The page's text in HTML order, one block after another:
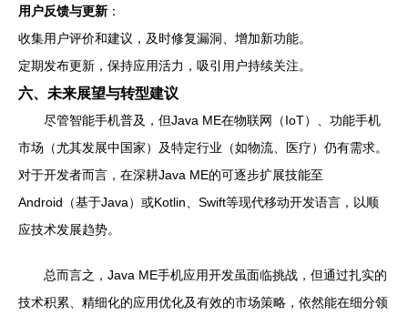
用户反馈与更新 ：
收集用户评价和建议，及时修复漏洞、增加新功能。
定期发布更新，保持应用活力，吸引用户持续关注。
六、未来展望与转型建议
尽管智能手机普及，但Java ME在物联网（IoT）、功能手机
市场（尤其发展中国家）及特定行业（如物流、医疗）仍有需求。
对于开发者而言，在深耕Java ME的可逐步扩展技能至
Android（基于Java）或Kotlin、Swift等现代移动开发语言，以顺
应技术发展趋势。
总而言之，Java ME手机应用开发虽面临挑战，但通过扎实的
技术积累、精细化的应用优化及有效的市场策略，依然能在细分领